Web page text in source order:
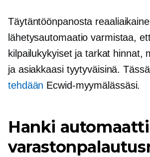
Täytäntöönpanosta
lähetysautomaatio varmistaa,
kilpailukykyiset ja tarkat hinnat,
ja asiakkaasi tyytyväisinä.
tehdään Ecwid-myymälässäsi.
Hanki